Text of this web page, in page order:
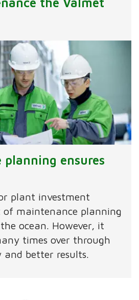
planning ensures
plant investment
of maintenance planning
ocean. However, it
times over through
better results.